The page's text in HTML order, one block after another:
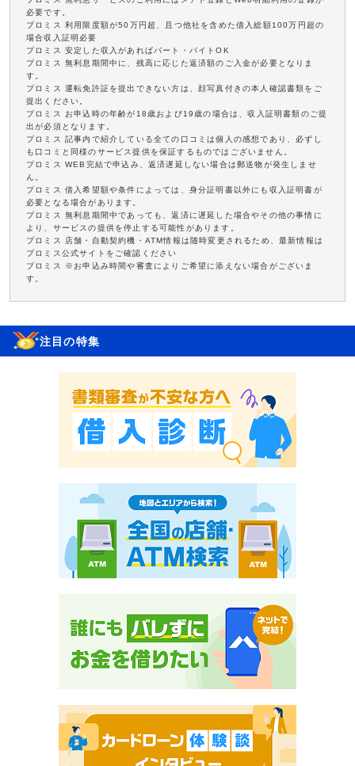
必要です。
プロミス 利用限度額が50万円超、且つ他社を含めた借入総額100万円超の
場合収入証明必要
プロミス 安定した収入があればパート・バイトOK
プロミス 無利息期間中に、残高に応じた返済額のご入金が必要となりま
す。
プロミス 運転免許証を提出できない方は、顔写真付きの本人確認書類をご
提出ください。
プロミス お申込時の年齢が18歳および19歳の場合は、収入証明書類のご提
出が必須となります。
プロミス 記事内で紹介している全ての口コミは個人の感想であり、必ずし
も口コミと同様のサービス提供を保証するものではございません。
プロミス WEB完結で申込み、返済遅延しない場合は郵送物が発生しませ
ん。
プロミス 借入希望額や条件によっては、身分証明書以外にも収入証明書が
必要となる場合があります。
プロミス 無利息期間中であっても、返済に遅延した場合やその他の事情に
より、サービスの提供を停止する可能性があります。
プロミス 店舗・自動契約機・ATM情報は随時変更されるため、最新情報は
プロミス公式サイトをご確認ください
プロミス ※お申込み時間や審査によりご希望に添えない場合がございま
す。
注目の特集